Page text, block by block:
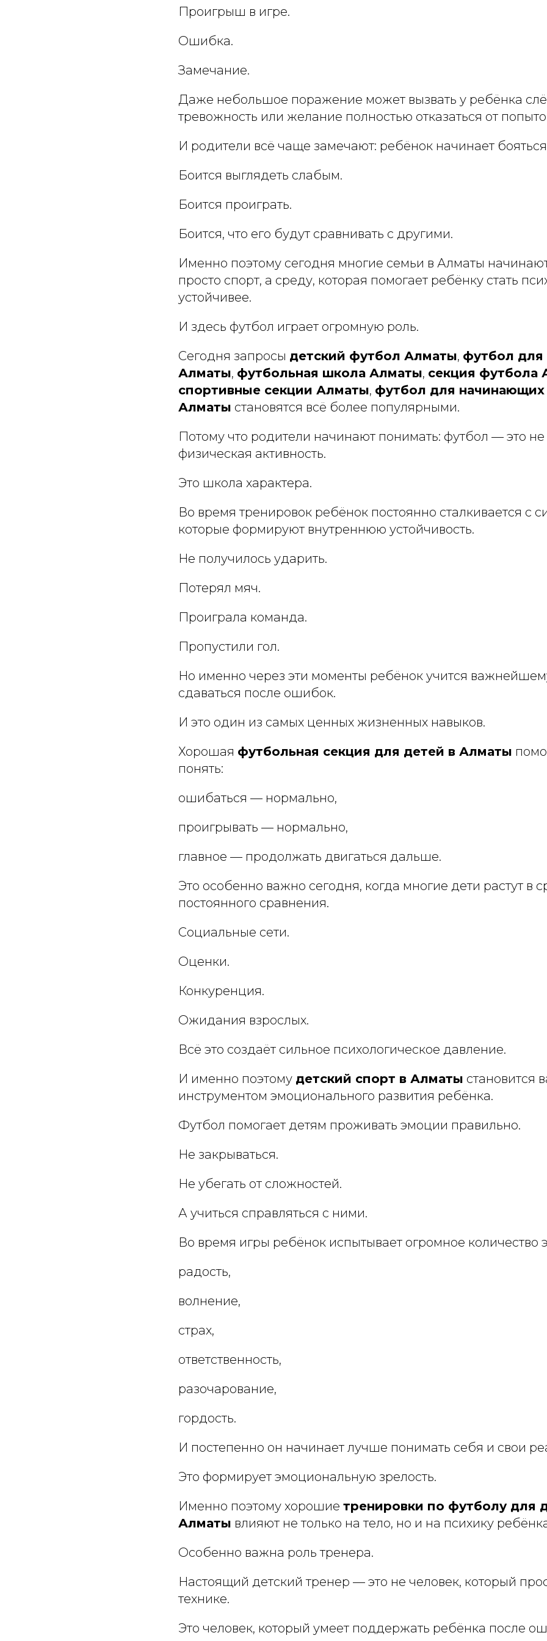
Проигрыш в игре.
Ошибка.
Замечание.
Даже небольшое поражение может вызвать у ребёнка
тревожность или желание полностью отказаться от
И родители всё чаще замечают: ребёнок начинает
Боится выглядеть слабым.
Боится проиграть.
Боится, что его будут сравнивать с другими.
Именно поэтому сегодня многие семьи в Алматы
просто спорт, а среду, которая помогает ребёнку стать
устойчивее.
И здесь футбол играет огромную роль.
Сегодня запросы детский футбол Алматы, футбол для
Алматы, футбольная школа Алматы, секция футбола
спортивные секции Алматы, футбол для начинающих
Алматы становятся всё более популярными.
Потому что родители начинают понимать: футбол — это не
физическая активность.
Это школа характера.
Во время тренировок ребёнок постоянно сталкивается с
которые формируют внутреннюю устойчивость.
Не получилось ударить.
Потерял мяч.
Проиграла команда.
Пропустили гол.
Но именно через эти моменты ребёнок учится
сдаваться после ошибок.
И это один из самых ценных жизненных навыков.
Хорошая футбольная секция для детей в Алматы
понять:
ошибаться — нормально,
проигрывать — нормально,
главное — продолжать двигаться дальше.
Это особенно важно сегодня, когда многие дети растут в
постоянного сравнения.
Социальные сети.
Оценки.
Конкуренция.
Ожидания взрослых.
Всё это создаёт сильное психологическое давление.
И именно поэтому детский спорт в Алматы становится
инструментом эмоционального развития ребёнка.
Футбол помогает детям проживать эмоции правильно.
Не закрываться.
Не убегать от сложностей.
А учиться справляться с ними.
Во время игры ребёнок испытывает огромное количество
радость,
волнение,
страх,
ответственность,
разочарование,
гордость.
И постепенно он начинает лучше понимать себя и свои
Это формирует эмоциональную зрелость.
Именно поэтому хорошие тренировки по футболу для
Алматы влияют не только на тело, но и на психику
Особенно важна роль тренера.
Настоящий детский тренер — это не человек, который
технике.
Это человек, который умеет поддержать ребёнка после